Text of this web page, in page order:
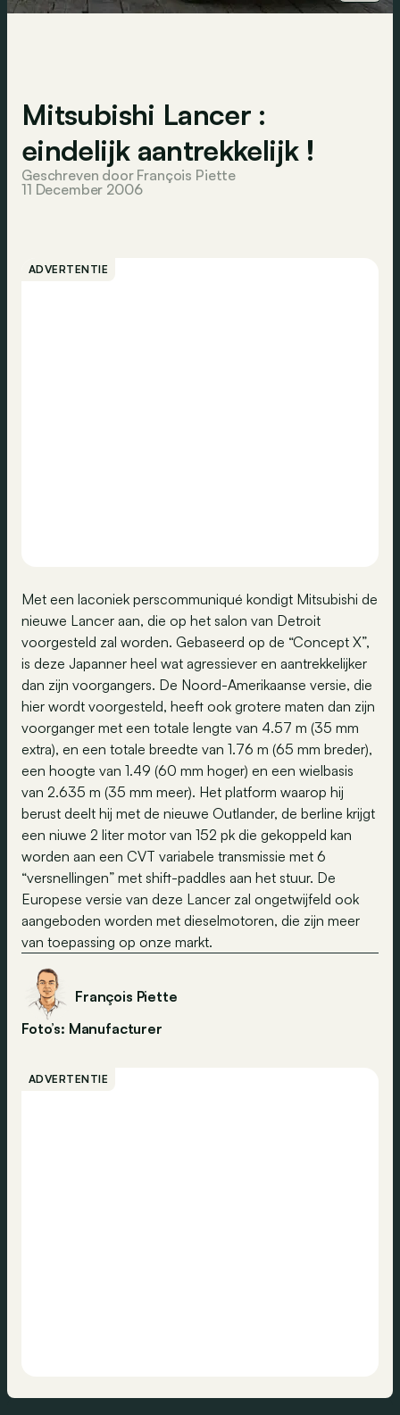
Mitsubishi Lancer :
eindelijk aantrekkelijk !
Geschreven door François Piette
11 December 2006
ADVERTENTIE
Met een laconiek perscommuniqué kondigt Mitsubishi de
nieuwe Lancer aan, die op het salon van Detroit
voorgesteld zal worden. Gebaseerd op de “Concept X”,
is deze Japanner heel wat agressiever en aantrekkelijker
dan zijn voorgangers. De Noord-Amerikaanse versie, die
hier wordt voorgesteld, heeft ook grotere maten dan zijn
voorganger met een totale lengte van 4.57 m (35 mm
extra), en een totale breedte van 1.76 m (65 mm breder),
een hoogte van 1.49 (60 mm hoger) en een wielbasis
van 2.635 m (35 mm meer). Het platform waarop hij
berust deelt hij met de nieuwe Outlander, de berline krijgt
een niuwe 2 liter motor van 152 pk die gekoppeld kan
worden aan een CVT variabele transmissie met 6
“versnellingen” met shift-paddles aan het stuur. De
Europese versie van deze Lancer zal ongetwijfeld ook
aangeboden worden met dieselmotoren, die zijn meer
van toepassing op onze markt.
François Piette
Foto’s: Manufacturer
ADVERTENTIE